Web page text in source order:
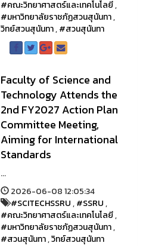
#คณะวิทยาศาสตร์และเทคโนโลยี,
#มหาวิทยาลัยราชภัฏสวนสุนันทา,
วิทย์สวนสุนันทา,#สวนสุนันทา
Faculty of Science and
Technology Attends the
2nd FY2027 Action Plan
Committee Meeting,
Aiming for International
Standards
...
2026-06-08 12:05:34
#SCITECHSSRU,#SSRU,
#คณะวิทยาศาสตร์และเทคโนโลยี,
#มหาวิทยาลัยราชภัฏสวนสุนันทา,
#สวนสุนันทา,วิทย์สวนสุนันทา